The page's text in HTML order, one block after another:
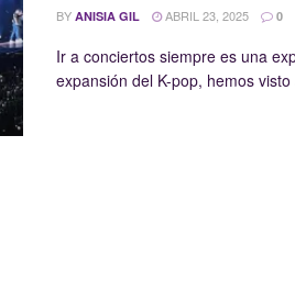
BY ANISIA GIL ABRIL 23, 2025 0
Ir a conciertos siempre es una
expansión del K-pop, hemos